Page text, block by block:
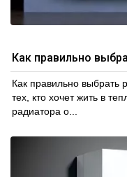
Как правильно
Как правильно выбрать
тех, кто хочет жить в
радиатора о...